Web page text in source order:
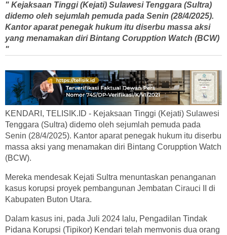
" Kejaksaan Tinggi (Kejati) Sulawesi Tenggara (Sultra)
didemo oleh sejumlah pemuda pada Senin (28/4/2025).
Kantor aparat penegak hukum itu diserbu massa aksi
yang menamakan diri Bintang Corupption Watch (BCW)
"
KENDARI, TELISIK.ID - Kejaksaan Tinggi (Kejati) Sulawesi
Tenggara (Sultra) didemo oleh sejumlah pemuda pada
Senin (28/4/2025). Kantor aparat penegak hukum itu diserbu
massa aksi yang menamakan diri Bintang Corupption Watch
(BCW).
Mereka mendesak Kejati Sultra menuntaskan penanganan
kasus korupsi proyek pembangunan Jembatan Cirauci II di
Kabupaten Buton Utara.
Dalam kasus ini, pada Juli 2024 lalu, Pengadilan Tindak
Pidana Korupsi (Tipikor) Kendari telah memvonis dua orang